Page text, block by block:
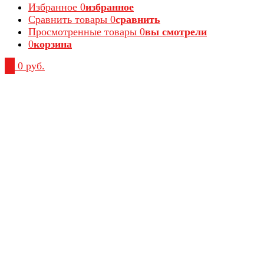
Избранное 0избранное
Сравнить товары 0сравнить
Просмотренные товары 0вы смотрели
0корзина
0 руб.